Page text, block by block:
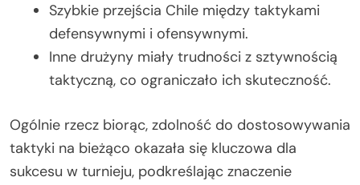
Szybkie przejścia Chile między taktykami
defensywnymi i ofensywnymi.
Inne drużyny miały trudności z sztywnością
taktyczną, co ograniczało ich skuteczność.
Ogólnie rzecz biorąc, zdolność do dostosowywania
taktyki na bieżąco okazała się kluczowa dla
sukcesu w turnieju, podkreślając znaczenie